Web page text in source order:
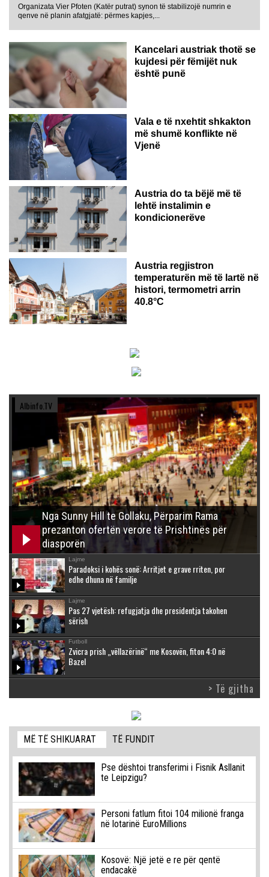
Organizata Vier Pfoten (Katër putrat) synon të stabilizojë numrin e
qenve në planin afatgjatë: përmes kapjes,...
Kancelari austriak thotë se
kujdesi për fëmijët nuk
është punë
Vala e të nxehtit shkakton
më shumë konflikte në
Vjenë
Austria do ta bëjë më të
lehtë instalimin e
kondicionerëve
Austria regjistron
temperaturën më të lartë në
histori, termometri arrin
40.8°C
Albinfo.TV
Nga Sunny Hill te Gollaku, Përparim Rama
prezanton ofertën verore të Prishtinës për
diasporën
Lajme
Paradoksi i kohës sonë: Arritjet e grave rriten, por
edhe dhuna në familje
Lajme
Pas 27 vjetësh: refugjatja dhe presidentja takohen
sërish
Futboll
Zvicra prish „vëllazërinë“ me Kosovën, fiton 4:0 në
Bazel
> Të gjitha
MË TË SHIKUARAT TË FUNDIT
Pse dështoi transferimi i Fisnik Asllanit
te Leipzigu?
Personi fatlum fitoi 104 milionë franga
në lotarinë EuroMillions
Kosovë: Një jetë e re për qentë
endacakë